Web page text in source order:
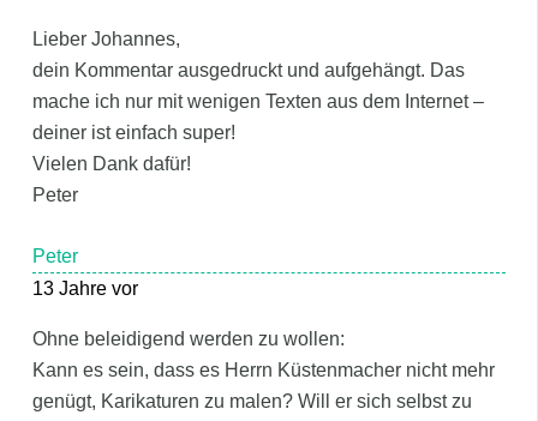
Lieber Johannes,
dein Kommentar ausgedruckt und aufgehängt. Das
mache ich nur mit wenigen Texten aus dem Internet –
deiner ist einfach super!
Vielen Dank dafür!
Peter
Peter
13 Jahre vor
Ohne beleidigend werden zu wollen:
Kann es sein, dass es Herrn Küstenmacher nicht mehr
genügt, Karikaturen zu malen? Will er sich selbst zu